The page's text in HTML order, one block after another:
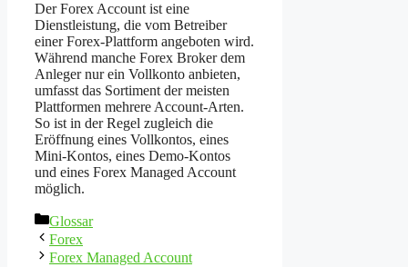
Der Forex Account ist eine
Dienstleistung, die vom Betreiber
einer Forex-Plattform angeboten wird.
Während manche Forex Broker dem
Anleger nur ein Vollkonto anbieten,
umfasst das Sortiment der meisten
Plattformen mehrere Account-Arten.
So ist in der Regel zugleich die
Eröffnung eines Vollkontos, eines
Mini-Kontos, eines Demo-Kontos
und eines Forex Managed Account
möglich.
Kategorien
Glossar
Forex
Forex Managed Account